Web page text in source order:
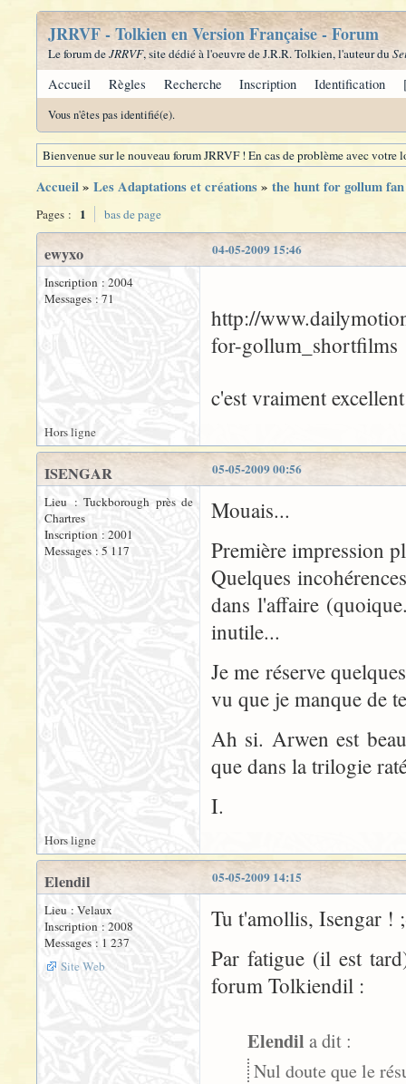
JRRVF - Tolkien en Version Française - Forum
Le forum deJRRVF, site dédié à l'oeuvre de J.R.R. Tolkien, l'auteur du
Accueil Règles Recherche Inscription Identification
Vous n'êtes pas identifié(e).
Bienvenue sur le nouveau forum JRRVF ! En cas de problème avec
Accueil» Les Adaptations et créations» the hunt for gollum
Pages : 1 bas de page
04-05-2009 15:46
ewyxo
Inscription : 2004
Messages : 71
http://
for-gollum_shortfilms
c'est vraiment
Hors ligne
05-05-2009 00:56
ISENGAR
Lieu : Tuckborough près de
Chartres
Inscription : 2001
Messages : 5 117
Mouais...
Première impression
Quelques
dans l'affaire
inutile...
Je me réserve
vu que je manque de
Ah si. Arwen est
que dans la trilogie
I.
Hors ligne
05-05-2009 14:15
Elendil
Lieu : Velaux
Inscription : 2008
Messages : 1 237
Site Web
Tu t'amollis, Isengar !
Par fatigue (il est
forum Tolkiendil :
Elendil a dit :
Nul doute que le